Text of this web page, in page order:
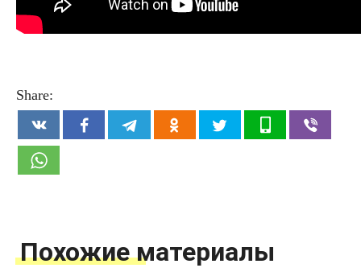
Share:
Похожие материалы